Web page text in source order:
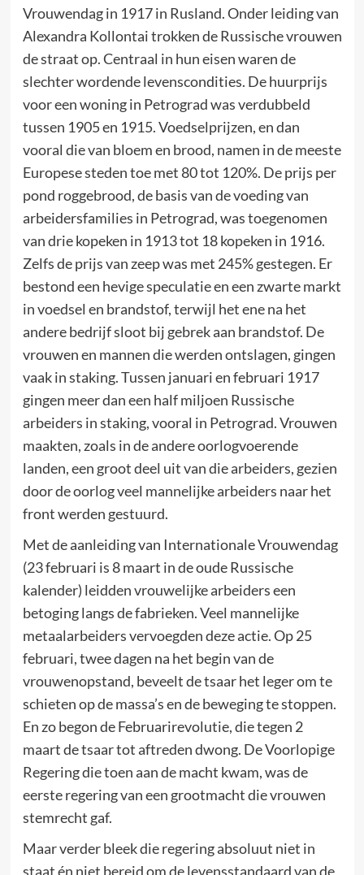
Vrouwendag in 1917 in Rusland. Onder leiding van
Alexandra Kollontai trokken de Russische vrouwen
de straat op. Centraal in hun eisen waren de
slechter wordende levenscondities. De huurprijs
voor een woning in Petrograd was verdubbeld
tussen 1905 en 1915. Voedselprijzen, en dan
vooral die van bloem en brood, namen in de meeste
Europese steden toe met 80 tot 120%. De prijs per
pond roggebrood, de basis van de voeding van
arbeidersfamilies in Petrograd, was toegenomen
van drie kopeken in 1913 tot 18 kopeken in 1916.
Zelfs de prijs van zeep was met 245% gestegen. Er
bestond een hevige speculatie en een zwarte markt
in voedsel en brandstof, terwijl het ene na het
andere bedrijf sloot bij gebrek aan brandstof. De
vrouwen en mannen die werden ontslagen, gingen
vaak in staking. Tussen januari en februari 1917
gingen meer dan een half miljoen Russische
arbeiders in staking, vooral in Petrograd. Vrouwen
maakten, zoals in de andere oorlogvoerende
landen, een groot deel uit van die arbeiders, gezien
door de oorlog veel mannelijke arbeiders naar het
front werden gestuurd.
Met de aanleiding van Internationale Vrouwendag
(23 februari is 8 maart in de oude Russische
kalender) leidden vrouwelijke arbeiders een
betoging langs de fabrieken. Veel mannelijke
metaalarbeiders vervoegden deze actie. Op 25
februari, twee dagen na het begin van de
vrouwenopstand, beveelt de tsaar het leger om te
schieten op de massa’s en de beweging te stoppen.
En zo begon de Februarirevolutie, die tegen 2
maart de tsaar tot aftreden dwong. De Voorlopige
Regering die toen aan de macht kwam, was de
eerste regering van een grootmacht die vrouwen
stemrecht gaf.
Maar verder bleek die regering absoluut niet in
staat én niet bereid om de levensstandaard van de